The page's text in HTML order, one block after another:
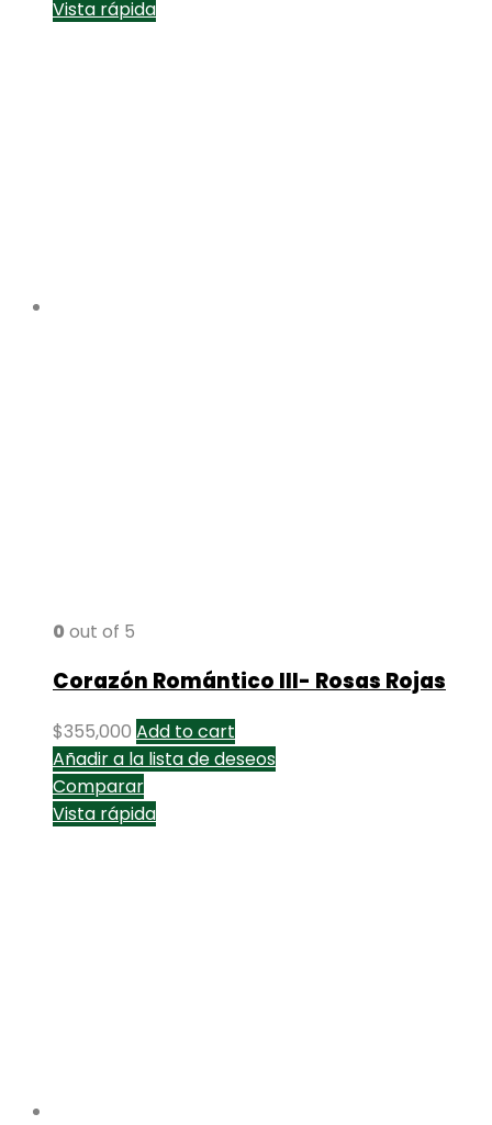
Vista rápida
0 out of 5
Corazón Romántico III- Rosas Rojas
$355,000 Add to cart
Añadir a la lista de deseos
Comparar
Vista rápida